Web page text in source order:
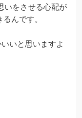
いをさせる心配が
んです。
いと思いますよ